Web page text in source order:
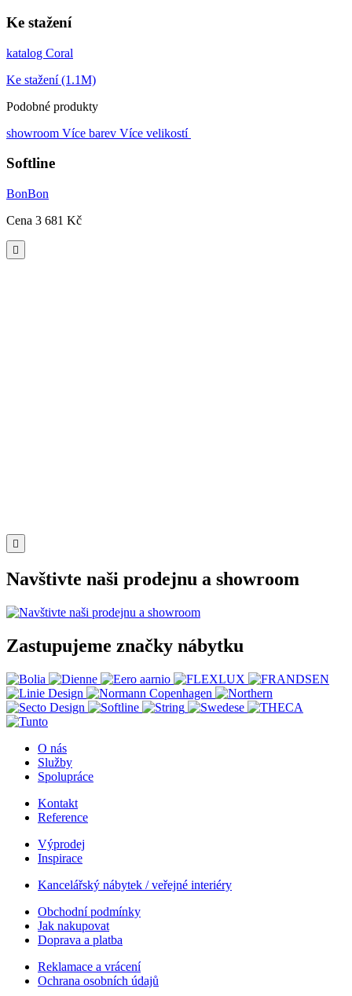
Ke stažení
katalog Coral
Ke stažení (1.1M)
Podobné produkty
showroom Více barev Více velikostí

Zastupujeme značky nábytku
O nás
Služby
Spolupráce
Kontakt
Reference